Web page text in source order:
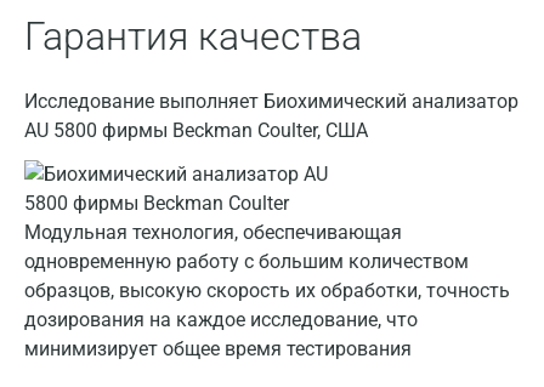
Гарантия качества
Исследование выполняет Биохимический анализатор
AU 5800 фирмы Beckman Coulter, США
Модульная технология, обеспечивающая
одновременную работу с большим количеством
образцов, высокую скорость их обработки, точность
дозирования на каждое исследование, что
минимизирует общее время тестирования
Брянск
Великий Новгород
Видное
Владимир
Волгоград
Волжский
Вологда